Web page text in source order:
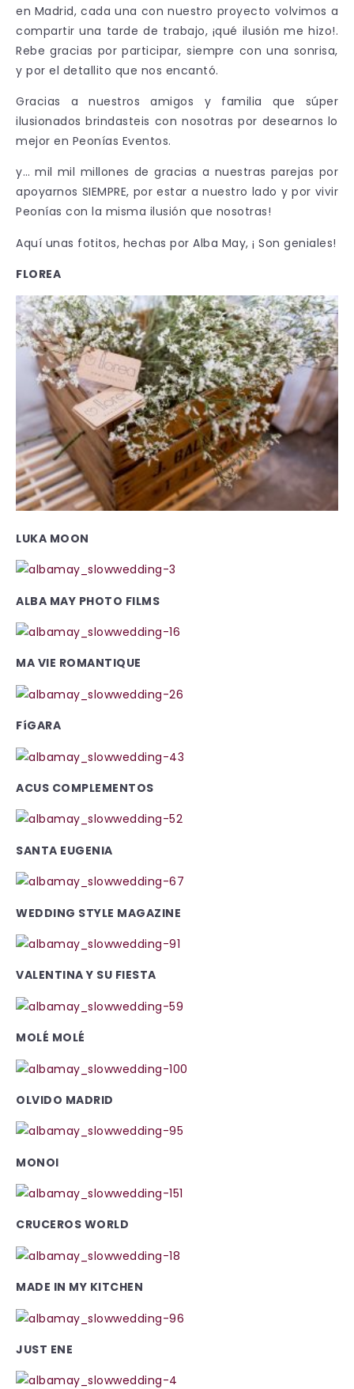
en Madrid, cada una con nuestro proyecto volvimos a
compartir una tarde de trabajo, ¡qué ilusión me hizo!.
Rebe gracias por participar, siempre con una sonrisa,
y por el detallito que nos encantó.
Gracias a nuestros amigos y familia que súper
ilusionados brindasteis con nosotras por desearnos lo
mejor en Peonías Eventos.
y… mil mil millones de gracias a nuestras parejas por
apoyarnos SIEMPRE, por estar a nuestro lado y por vivir
Peonías con la misma ilusión que nosotras!
Aquí unas fotitos, hechas por Alba May, ¡ Son geniales!
FLOREA
LUKA MOON
ALBA MAY PHOTO FILMS
MA VIE ROMANTIQUE
FíGARA
ACUS COMPLEMENTOS
SANTA EUGENIA
WEDDING STYLE MAGAZINE
VALENTINA Y SU FIESTA
MOLÉ MOLÉ
OLVIDO MADRID
MONOI
CRUCEROS WORLD
MADE IN MY KITCHEN
JUST ENE